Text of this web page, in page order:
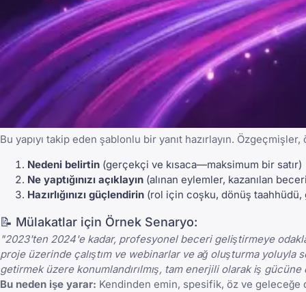
Bu yapıyı takip eden şablonlu bir yanıt hazırlayın.
Nedeni belirtin (gerçekçi ve kısaca—maksimum bir satır)
Ne yaptığınızı açıklayın (alınan eylemler, kazanılan
Hazırlığınızı güçlendirin (rol için coşku, dönüş taahhüdü,
📝 Mülakatlar için Örnek Senaryo:
"2023'ten 2024'e kadar, profesyonel beceri geliştirmeye
proje üzerinde çalıştım ve webinarlar ve ağ oluşturma
getirmek üzere konumlandırılmış, tam enerjili olarak iş
Bu neden işe yarar: Kendinden emin, spesifik, öz ve